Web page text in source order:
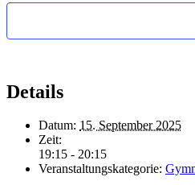
Details
Datum: 15. September 2025
Zeit:
19:15 - 20:15
Veranstaltungskategorie: